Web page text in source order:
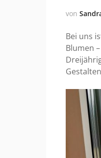
von
Bei uns
Blumen